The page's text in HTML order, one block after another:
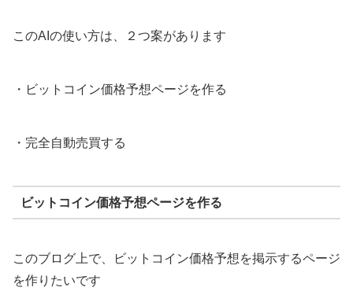
このAIの使い方は、２つ案があります
・ビットコイン価格予想ページを作る
・完全自動売買する
ビットコイン価格予想ページを作る
このブログ上で、ビットコイン価格予想を掲示するページ
を作りたいです